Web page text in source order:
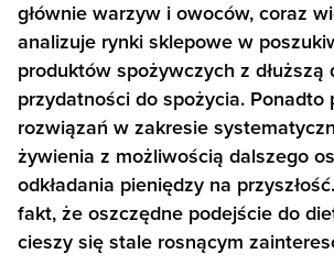
głównie warzyw i owoców, coraz
analizuje rynki sklepowe w
produktów spożywczych z dłuższą
przydatności do spożycia. Ponadto
rozwiązań w zakresie
żywienia z możliwością dalszego
odkładania pieniędzy na
fakt, że oszczędne podejście do
cieszy się stale rosnącym